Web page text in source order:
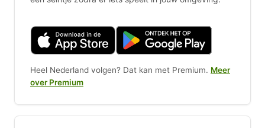
Heel Nederland volgen? Dat kan met Premium. Meer
over Premium